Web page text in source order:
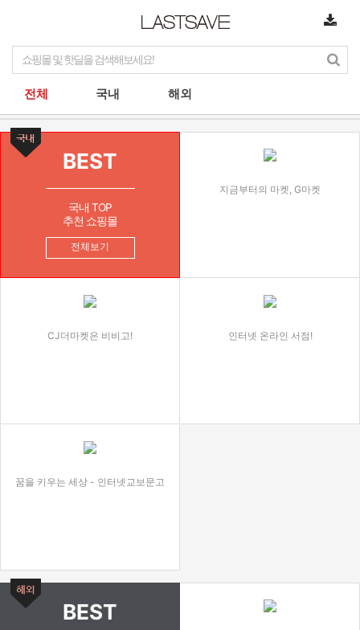
전체 국내 해외
BEST
국내 TOP
추천 쇼핑몰
전체보기
지금부터의 마켓, G마켓
CJ더마켓은 비비고! 인터넷 온라인 서점!
꿈을 키우는 세상 - 인터넷교보문고
BEST